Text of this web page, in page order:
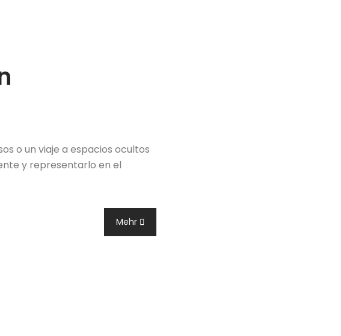
o un viaje a espacios ocultos
y representarlo en el
Mehr